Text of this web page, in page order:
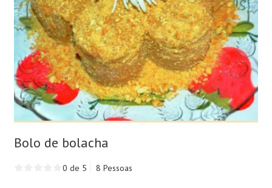
Bolo de bolacha
0 de 5 8 Pessoas